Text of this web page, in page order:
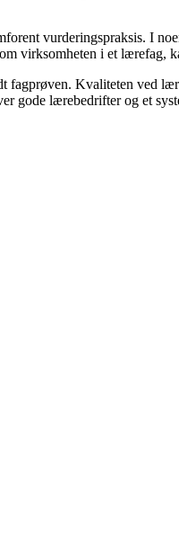
vurderingspraksis. I
virksomheten i et lærefag,
Kvaliteten ved
gode lærebedrifter og et